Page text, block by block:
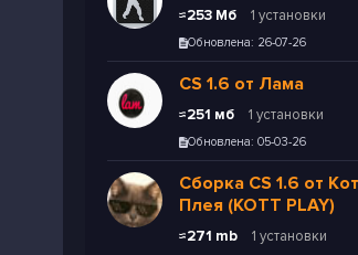
≈253 Мб 1 установки
Обновлена: 26-07-26
CS 1.6 от Лама
≈251 мб 1 установки
Обновлена: 05-03-26
Сборка CS 1.6 от Кот
Плея (KOTT PLAY)
≈271 mb 1 установки